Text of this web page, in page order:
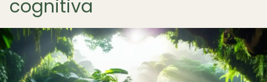
cognitiva